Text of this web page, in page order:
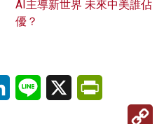
AI主導新世界 未來中美誰佔
優？
LinkedInLine X